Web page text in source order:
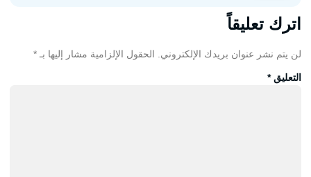
اترك تعليقاً
لن يتم نشر عنوان بريدك الإلكتروني. الحقول الإلزامية مشار إليها بـ *
التعليق*